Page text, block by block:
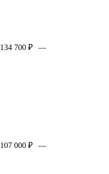
134 700 ₽ —
107 000 ₽ —